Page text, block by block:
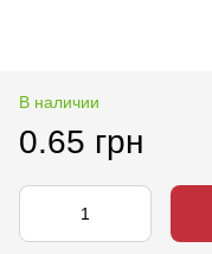
В наличии
0.65 грн